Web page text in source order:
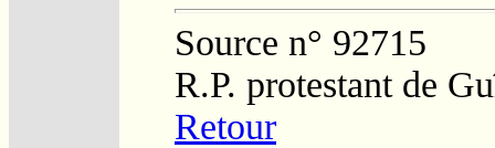
Source n° 92715
R.P. protestant de
Retour